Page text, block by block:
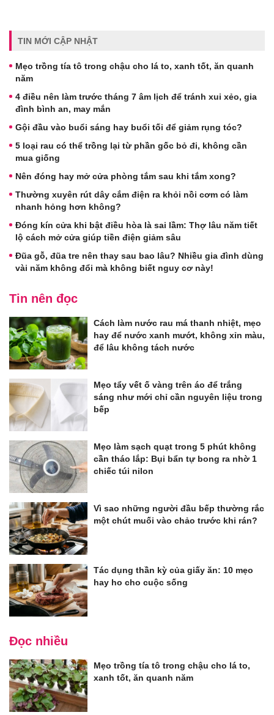
TIN MỚI CẬP NHẬT
Mẹo trồng tía tô trong chậu cho lá to, xanh tốt, ăn quanh
năm
4 điều nên làm trước tháng 7 âm lịch để tránh xui xẻo, gia
đình bình an, may mắn
Gội đầu vào buổi sáng hay buổi tối để giảm rụng tóc?
5 loại rau có thể trồng lại từ phần gốc bỏ đi, không cần
mua giống
Nên đóng hay mở cửa phòng tắm sau khi tắm xong?
Thường xuyên rút dây cắm điện ra khỏi nồi cơm có làm
nhanh hỏng hơn không?
Đóng kín cửa khi bật điều hòa là sai lầm: Thợ lâu năm tiết
lộ cách mở cửa giúp tiền điện giảm sâu
Đũa gỗ, đũa tre nên thay sau bao lâu? Nhiều gia đình dùng
vài năm không đổi mà không biết nguy cơ này!
Tin nên đọc
Cách làm nước rau má thanh nhiệt, mẹo
hay để nước xanh mướt, không xỉn màu,
để lâu không tách nước
Mẹo tẩy vết ố vàng trên áo để trắng
sáng như mới chỉ cần nguyên liệu trong
bếp
Mẹo làm sạch quạt trong 5 phút không
cần tháo lắp: Bụi bẩn tự bong ra nhờ 1
chiếc túi nilon
Vì sao những người đầu bếp thường rắc
một chút muối vào chảo trước khi rán?
Tác dụng thần kỳ của giấy ăn: 10 mẹo
hay ho cho cuộc sống
Đọc nhiều
Mẹo trồng tía tô trong chậu cho lá to,
xanh tốt, ăn quanh năm